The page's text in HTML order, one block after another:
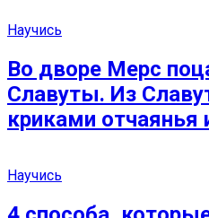
Научись
Во дворе Мерс
Славуты. Из
криками
Научись